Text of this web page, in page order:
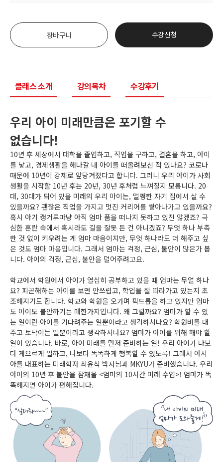
장바구니 수강신청
클래스 소개 강의목차 수강후기
우리 아이 미래만큼은 포기할 수
없습니다!
10년 후 세상에서 대학을 졸업하고, 직업을 구하고, 결혼을 하고, 아이
를 낳고, 경제생활을 해나갈 내 아이를 떠올려보신 적 있나요? 코로나
때문에 10년이 강제로 앞당겨졌다고 합니다. 그러니 우리 아이가 사회
생활을 시작할 10년 후는 20년, 30년 후처럼 느껴질지 모릅니다. 20
대, 30대가 되어 있을 미래의 우리 아이는, 멀쩡한 자기 집에서 살 수
있을까요? 괜찮은 직업을 가지고 멋진 커리어를 쌓아나가고 있을까요?
혹시 아기 캥거루마냥 아직 엄마 품을 떠나지 못하고 있진 않겠죠? 극
심한 혼란 속에서 혹시라도 길을 잘못 든 건 아니겠죠? 무엇 하나 부족
한 것 없이 키우려는 게 엄마 마음이지만, 무엇 하나라도 더 해주고 싶
은 것도 엄마 마음입니다. 그래서 엄마는 걱정, 근심, 불안이 많은가 봅
니다. 아이의 걱정, 근심, 불안을 덜어주려고요.
학교에서 학원에서 아이가 열심히 공부하고 있을 때 엄마는 무얼 하나
요? 피곤해하는 아이를 보면 안쓰럽고, 학업을 잘 따라가고 있는지 초
조해지기도 합니다. 학교와 학원을 오가며 픽드롭을 하고 있지만 엄마
도 아이도 불안하기는 매한가지입니다. 왜 그럴까요? 엄마가 할 수 있
는 일이란 아이를 기다려주는 일뿐이라고 생각하시나요? 학원비를 대
주고 토닥이는 일뿐이라고 생각하시나요? 엄마가 아이를 위해 해야 할
일이 있습니다. 바로, 아이 미래를 먼저 준비하는 일! 우리 아이가 나보
다 게으르게 일하고, 나보다 똑똑하게 행복할 수 있도록! 그래서 아시
아를 대표하는 미래학자 최윤식 박사님과 MKYU가 준비했습니다. 우리
아이의 10년 후 불안을 잠재울 <엄마의 10시간 미래 수업>! 엄마가 똑
똑해지면 아이가 편해집니다.